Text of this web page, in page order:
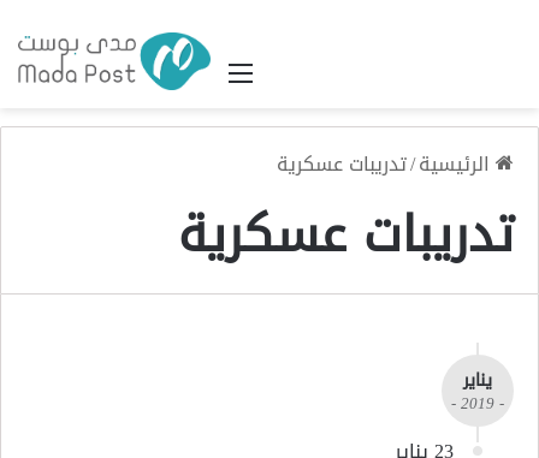
القائمة
الرئيسية/تدريبات عسكرية
تدريبات عسكرية
يناير
- 2019 -